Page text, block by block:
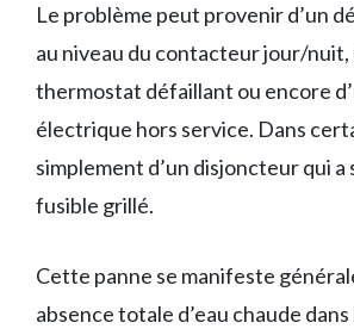
Le problème peut provenir d’un
au niveau du contacteur jour/nuit,
thermostat défaillant ou encore
électrique hors service. Dans
simplement d’un disjoncteur qui a
fusible grillé.
Cette panne se manifeste
absence totale d’eau chaude